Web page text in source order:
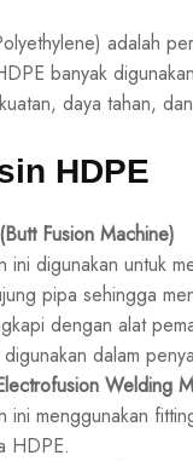
adalah
banyak
daya tahan,
HDPE
Fusion Machine)
ini digunakan untuk
pipa sehingga
dengan alat
digunakan dalam
Welding
ini menggunakan
HDPE.